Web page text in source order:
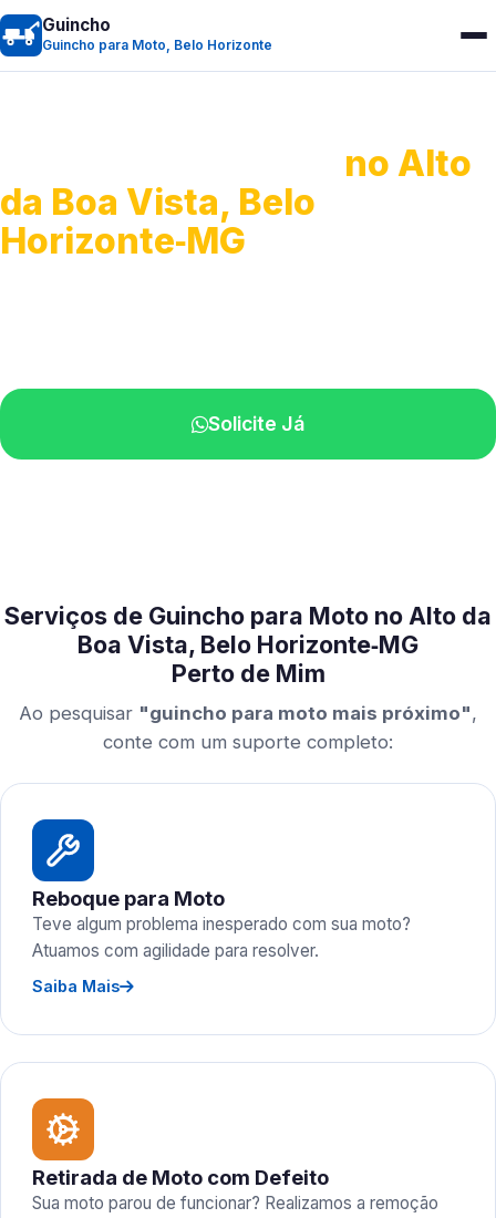
Guincho
Guincho para Moto, Belo Horizonte
no Alto
da Boa Vista, Belo
Horizonte‑MG
Solicite Já
Serviços de Guincho para Moto no Alto da
Boa Vista, Belo Horizonte‑MG
Perto de Mim
Ao pesquisar "guincho para moto mais próximo",
conte com um suporte completo:
Reboque para Moto
Teve algum problema inesperado com sua moto?
Atuamos com agilidade para resolver.
Saiba Mais
Retirada de Moto com Defeito
Sua moto parou de funcionar? Realizamos a remoção